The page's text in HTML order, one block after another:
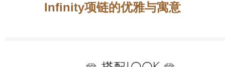
Infinity项链的优雅与寓意